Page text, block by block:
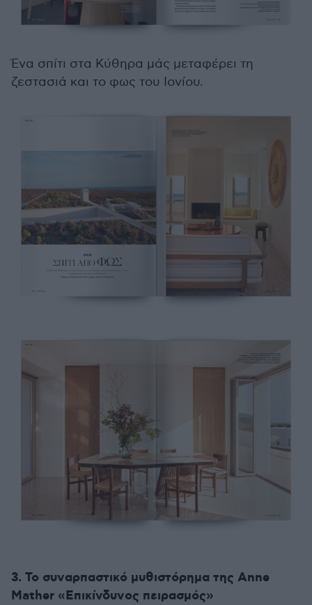
Ένα σπίτι στα Κύθηρα μάς μεταφέρει τη
ζεστασιά και το φως του Ιονίου.
3. Το συναρπαστικό μυθιστόρημα της Anne
Mather «Επικίνδυνος πειρασμός»